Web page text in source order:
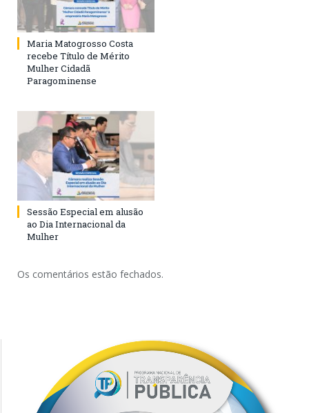
Maria Matogrosso Costa
recebe Título de Mérito
Mulher Cidadã
Paragominense
Sessão Especial em alusão
ao Dia Internacional da
Mulher
Os comentários estão fechados.